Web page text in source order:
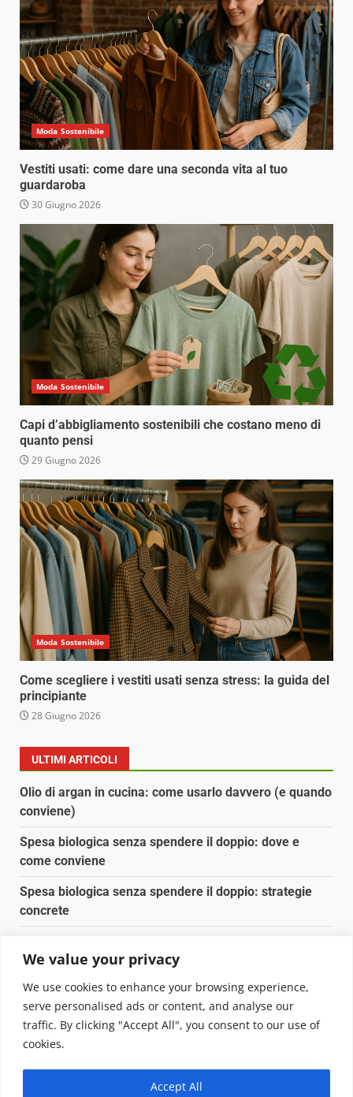
We value your privacy
We use cookies to enhance your browsing experience,
serve personalised ads or content, and analyse our
traffic. By clicking "Accept All", you consent to our use of
cookies.
Accept All
Moda Sostenibile
Vestiti usati: come dare una seconda vita al tuo
guardaroba
30 Giugno 2026
Moda Sostenibile
Capi d’abbigliamento sostenibili che costano meno di
quanto pensi
29 Giugno 2026
Moda Sostenibile
Come scegliere i vestiti usati senza stress: la guida del
principiante
28 Giugno 2026
ULTIMI ARTICOLI
Olio di argan in cucina: come usarlo davvero (e quando
conviene)
Spesa biologica senza spendere il doppio: dove e
come conviene
Spesa biologica senza spendere il doppio: strategie
concrete
Pulizia naturale della casa: 3 ingredienti che
sostituiscono 10 prodotti chimici
Copyright © 2025 Biopianeta.it proprietà di Jws Media
Questo blog non è una testata giornalistica, in quanto